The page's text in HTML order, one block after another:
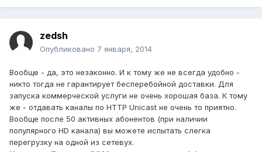
zedsh
Опубликовано 7 января, 2014
Вообще - да, это незаконно. И к тому же не всегда удобно -
никто тогда не гарантирует бесперебойной доставки. Для
запуска коммерческой услуги не очень хорошая база. К тому
же - отдавать каналы по HTTP Unicast не очень то приятно.
Вообще после 50 активных абонентов (при наличии
популярного HD канала) вы можете испытать слегка
перегрузку на одной из сетевух.